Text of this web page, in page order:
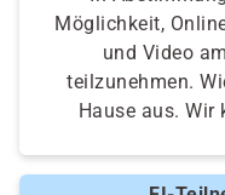
Möglichkeit,
und Video
teilzunehmen.
Hause aus. Wir